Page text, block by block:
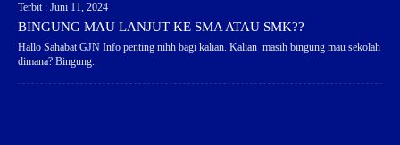
Terbit : Juni 11, 2024
BINGUNG MAU LANJUT KE SMA ATAU SMK??
Hallo Sahabat GJN Info penting nihh bagi kalian. Kalian masih bingung mau sekolah
dimana? Bingung..